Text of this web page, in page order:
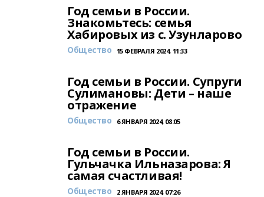
Год семьи в России.
Знакомьтесь: семья
Хабировых из с. Узунларово
Общество 15 ФЕВРАЛЯ 2024, 11:33
Год семьи в России. Супруги
Сулимановы: Дети – наше
отражение
Общество 6 ЯНВАРЯ 2024, 08:05
Год семьи в России.
Гульчачка Ильназарова: Я
самая счастливая!
Общество 2 ЯНВАРЯ 2024, 07:26